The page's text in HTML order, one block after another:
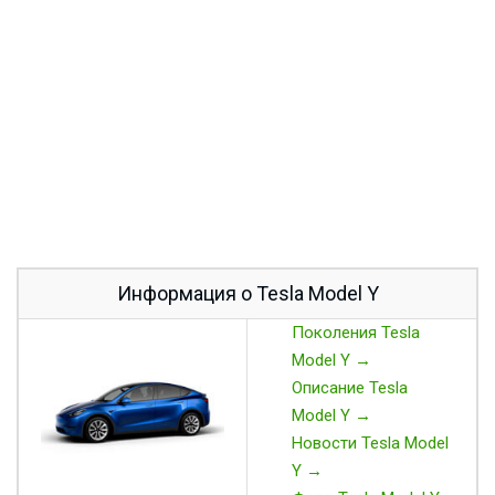
Информация о Tesla Model Y
Поколения Tesla
Model Y →
Описание Tesla
Model Y →
Новости Tesla Model
Y →